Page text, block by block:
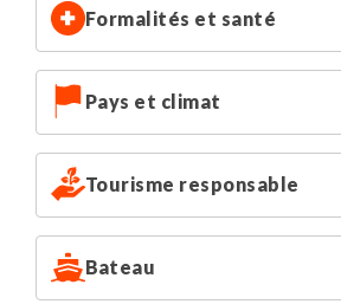
Formalités et santé
Pays et climat
Tourisme responsable
Bateau